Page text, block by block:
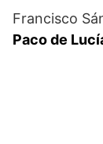
Francisco
Paco de